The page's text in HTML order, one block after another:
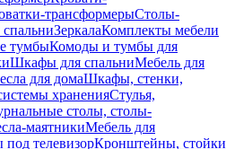
трансформерыСтолы-
ЗеркалаКомплекты мебели
тумбыКомоды и тумбы для
Шкафы для спальниМебель для
для домаШкафы, стенки,
храненияСтулья,
столы, столы-
маятникиМебель для
телевизорКронштейны, стойки